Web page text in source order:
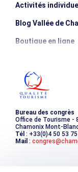
Activités
Blog Vallée de
Boutique en ligne
Les
Photothèque
Bureau des congrès
Office de Tourisme -
Chamonix Mont-
Tél : +33(0)4 50 53
Mail :